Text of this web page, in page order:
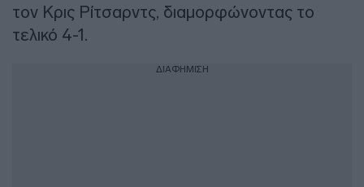
τον Κρις Ρίτσαρντς, διαμορφώνοντας το
τελικό 4-1.
ΔΙΑΦΗΜΙΣΗ